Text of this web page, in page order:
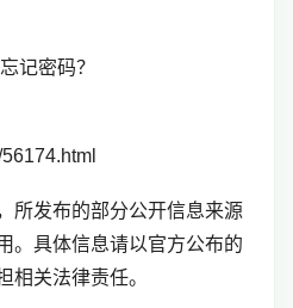
记密码？
所发布的部分公开信息来源
。具体信息请以官方公布的
相关法律责任。